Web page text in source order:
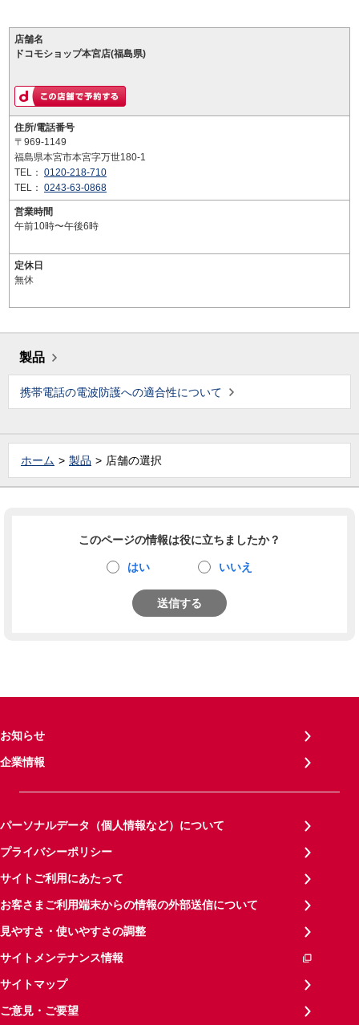
店舗名
ドコモショップ本宮店(福島県)
住所/電話番号
〒969-1149
福島県本宮市本宮字万世180-1
TEL： 0120-218-710
TEL： 0243-63-0868
営業時間
午前10時〜午後6時
定休日
無休
製品
携帯電話の電波防護への適合性について
ホーム 製品 店舗の選択
このページの情報は役に立ちましたか？
はい いいえ
送信する
お知らせ
企業情報
パーソナルデータ（個人情報など）について
プライバシーポリシー
サイトご利用にあたって
お客さまご利用端末からの情報の外部送信について
見やすさ・使いやすさの調整
サイトメンテナンス情報
サイトマップ
ご意見・ご要望